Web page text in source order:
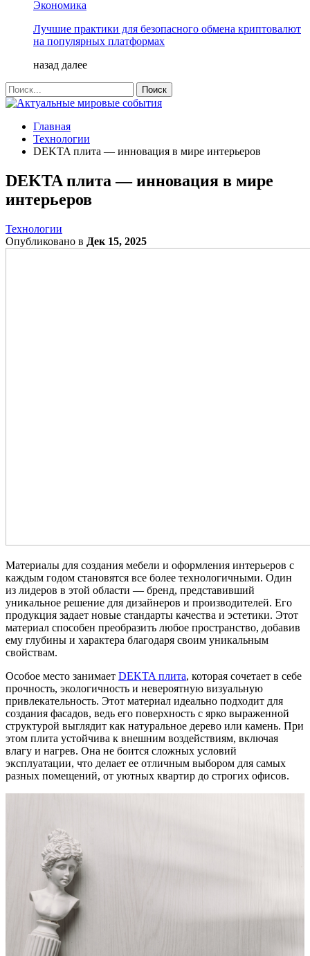
Экономика
Лучшие практики для безопасного обмена криптовалют
на популярных платформах
назад далее
Главная
Технологии
DEKTA плита — инновация в мире интерьеров
DEKTA плита — инновация в мире
интерьеров
Технологии
Опубликовано в Дек 15, 2025
Материалы для создания мебели и оформления интерьеров с
каждым годом становятся все более технологичными. Один
из лидеров в этой области — бренд, представивший
уникальное решение для дизайнеров и производителей. Его
продукция задает новые стандарты качества и эстетики. Этот
материал способен преобразить любое пространство, добавив
ему глубины и характера благодаря своим уникальным
свойствам.
Особое место занимает DEKTA плита, которая сочетает в себе
прочность, экологичность и невероятную визуальную
привлекательность. Этот материал идеально подходит для
создания фасадов, ведь его поверхность с ярко выраженной
структурой выглядит как натуральное дерево или камень. При
этом плита устойчива к внешним воздействиям, включая
влагу и нагрев. Она не боится сложных условий
эксплуатации, что делает ее отличным выбором для самых
разных помещений, от уютных квартир до строгих офисов.